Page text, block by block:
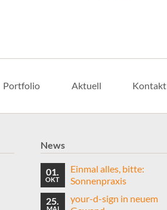
Portfolio Aktuell Kontakt
News
01.
OKT
Einmal alles, bitte:
Sonnenpraxis
25.
your-d-sign in neuem